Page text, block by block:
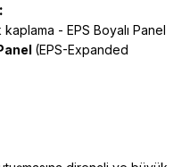
- EPS Boyalı Panel
(EPS-Expanded